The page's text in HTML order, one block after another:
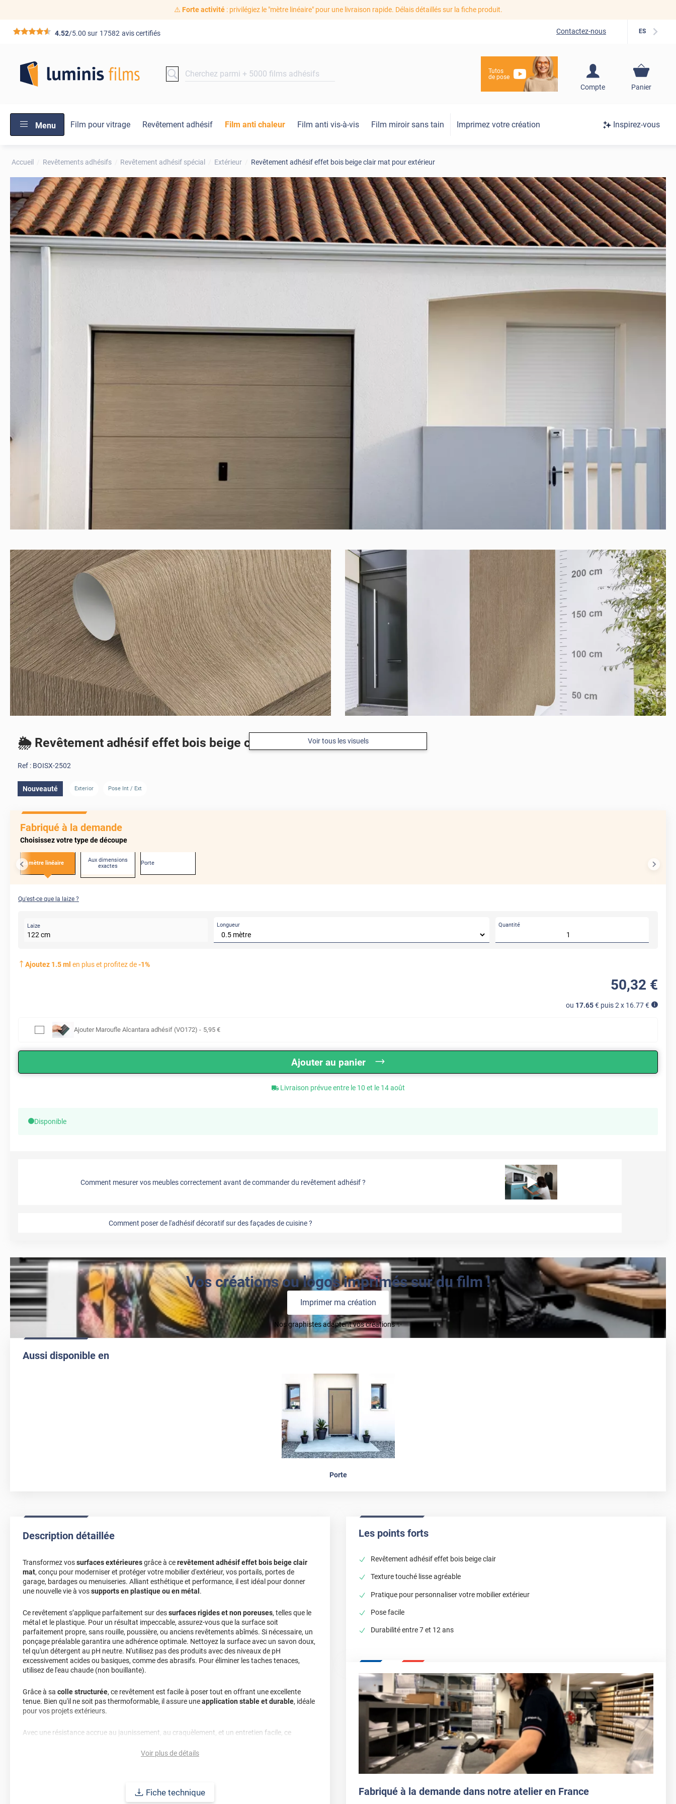
⚠️ Forte activité: privilégiez le "mètre linéaire" pour une livraison rapide. Délais détaillés sur la fiche produit.
*****4.52/5.00 sur 17582 avis certifiés Contactez-nous ES
Tutos
de pose
Compte
S'inscrire / Se
Panier
Menu Film pour vitrage Revêtement adhésif Film anti chaleur Film anti vis-à-vis Film miroir sans tain Imprimez votre création Inspirez-vous
Accueil Revêtements adhésifs Revêtement adhésif spécial Extérieur Revêtement adhésif effet bois beige clair mat pour extérieur
Voir tous les visuels
🌦️ Revêtement adhésif effet bois beige clair mat pour extérieur
Ref : BOISX-2502
Nouveauté Exterior Pose Int / Ext
Fabriqué à la demande
Choisissez votre type de découpe
Au mètre linéaire
Aux dimensions
exactes
Porte
Qu'est-ce que la laize ?
Laize
122 cm
Longueur Quantité
Ajoutez 1.5ml en plus et profitez de-1%
50,32 €
ou 17.65€ puis 2 x 16.77€
Ajouter Maroufle Alcantara adhésif (VO172) - 5,95 €
Ajouter au panier
Livraison prévue entre le 10 et le 14 août
Disponible
Comment mesurer vos meubles correctement avant de commander du revêtement adhésif ?
Comment poser de l'adhésif décoratif sur des façades de cuisine ?
Vos créations ou logos imprimés sur du film !
Imprimer ma création
Nos graphistes adaptent vos créations ✨
Aussi disponible en
Porte
Description détaillée
Transformez vossurfaces extérieuresgrâce à cerevêtement adhésif effet bois beige clair
mat, conçu pour moderniser et protéger votre mobilier d'extérieur, vos portails, portes de
garage, bardages ou menuiseries. Alliant esthétique et performance, il est idéal pour donner
une nouvelle vie à vossupports en plastique ou en métal .
Ce revêtement s’applique parfaitement sur dessurfaces rigides et non poreuses, telles que le
métal et le plastique. Pour un résultat impeccable, assurez-vous que la surface soit
parfaitement propre, sans rouille, poussière, ou anciens revêtements abîmés. Si nécessaire, un
ponçage préalable garantira une adhérence optimale. Nettoyez la surface avec un savon doux,
tel qu'un détergent au pH neutre. N'utilisez pas des produits avec des niveaux de pH
excessivement acides ou basiques, comme des abrasifs. Pour éliminer les taches tenaces,
utilisez de l'eau chaude (non bouillante).
Grâce à sa colle structurée, ce revêtement est facile à poser tout en offrant une excellente
tenue. Bien qu'il ne soit pas thermoformable, il assure uneapplication stable et durable, idéale
pour vos projets extérieurs.
Avec une résistance accrue au jaunissement, au craquèlement, et un entretien facile, ce
recommandations de pose soient respectées.
sublimer vos espaces en toute simplicité.
Voir plus de détails
Fiche technique
Les points forts
Revêtement adhésif effet bois beige clair
Texture touché lisse agréable
Pratique pour personnaliser votre mobilier extérieur
Pose facile
Durabilité entre 7 et 12 ans
Fabriqué à la demande dans notre atelier en France